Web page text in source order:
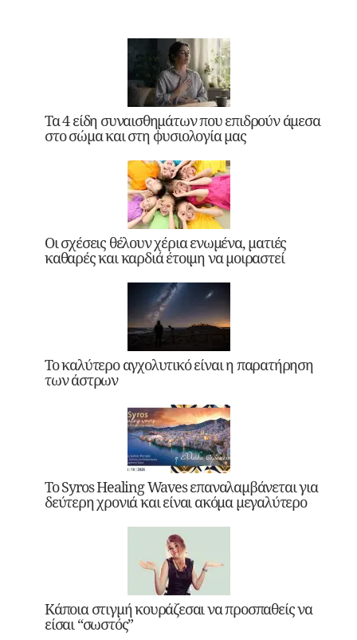
Τα 4 είδη συναισθημάτων που επιδρούν άμεσα
στο σώμα και στη φυσιολογία μας
Οι σχέσεις θέλουν χέρια ενωμένα, ματιές
καθαρές και καρδιά έτοιμη να μοιραστεί
Το καλύτερο αγχολυτικό είναι η παρατήρηση
των άστρων
Το Syros Healing Waves επαναλαμβάνεται για
δεύτερη χρονιά και είναι ακόμα μεγαλύτερο
Κάποια στιγμή κουράζεσαι να προσπαθείς να
είσαι “σωστός”